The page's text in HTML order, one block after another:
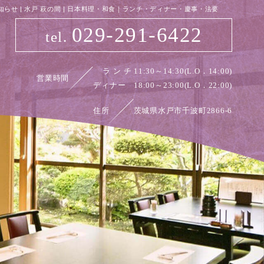
らせ | 水戸 萩の間 | 日本料理・和食｜ランチ・ディナー・慶事・法要
tel.029-291-6422
営業時間
ラ ン チ 11:30～14:30(L.O．14:00)
ディナー 18:00～23:00(L.O．22:00)
住所 茨城県水戸市千波町2866-6